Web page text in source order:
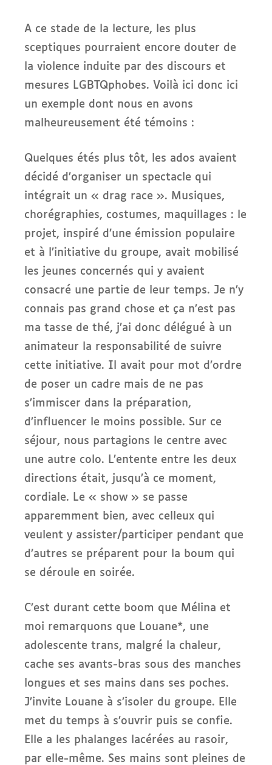
A ce stade de la lecture, les plus
sceptiques pourraient encore douter de
la violence induite par des discours et
mesures LGBTQphobes. Voilà ici donc ici
un exemple dont nous en avons
malheureusement été témoins :
Quelques étés plus tôt, les ados avaient
décidé d’organiser un spectacle qui
intégrait un « drag race ». Musiques,
chorégraphies, costumes, maquillages : le
projet, inspiré d’une émission populaire
et à l’initiative du groupe, avait mobilisé
les jeunes concernés qui y avaient
consacré une partie de leur temps. Je n’y
connais pas grand chose et ça n’est pas
ma tasse de thé, j’ai donc délégué à un
animateur la responsabilité de suivre
cette initiative. Il avait pour mot d’ordre
de poser un cadre mais de ne pas
s’immiscer dans la préparation,
d’influencer le moins possible. Sur ce
séjour, nous partagions le centre avec
une autre colo. L’entente entre les deux
directions était, jusqu’à ce moment,
cordiale. Le « show » se passe
apparemment bien, avec celleux qui
veulent y assister/participer pendant que
d’autres se préparent pour la boum qui
se déroule en soirée.
C’est durant cette boom que Mélina et
moi remarquons que Louane*, une
adolescente trans, malgré la chaleur,
cache ses avants-bras sous des manches
longues et ses mains dans ses poches.
J’invite Louane à s’isoler du groupe. Elle
met du temps à s’ouvrir puis se confie.
Elle a les phalanges lacérées au rasoir,
par elle-même. Ses mains sont pleines de